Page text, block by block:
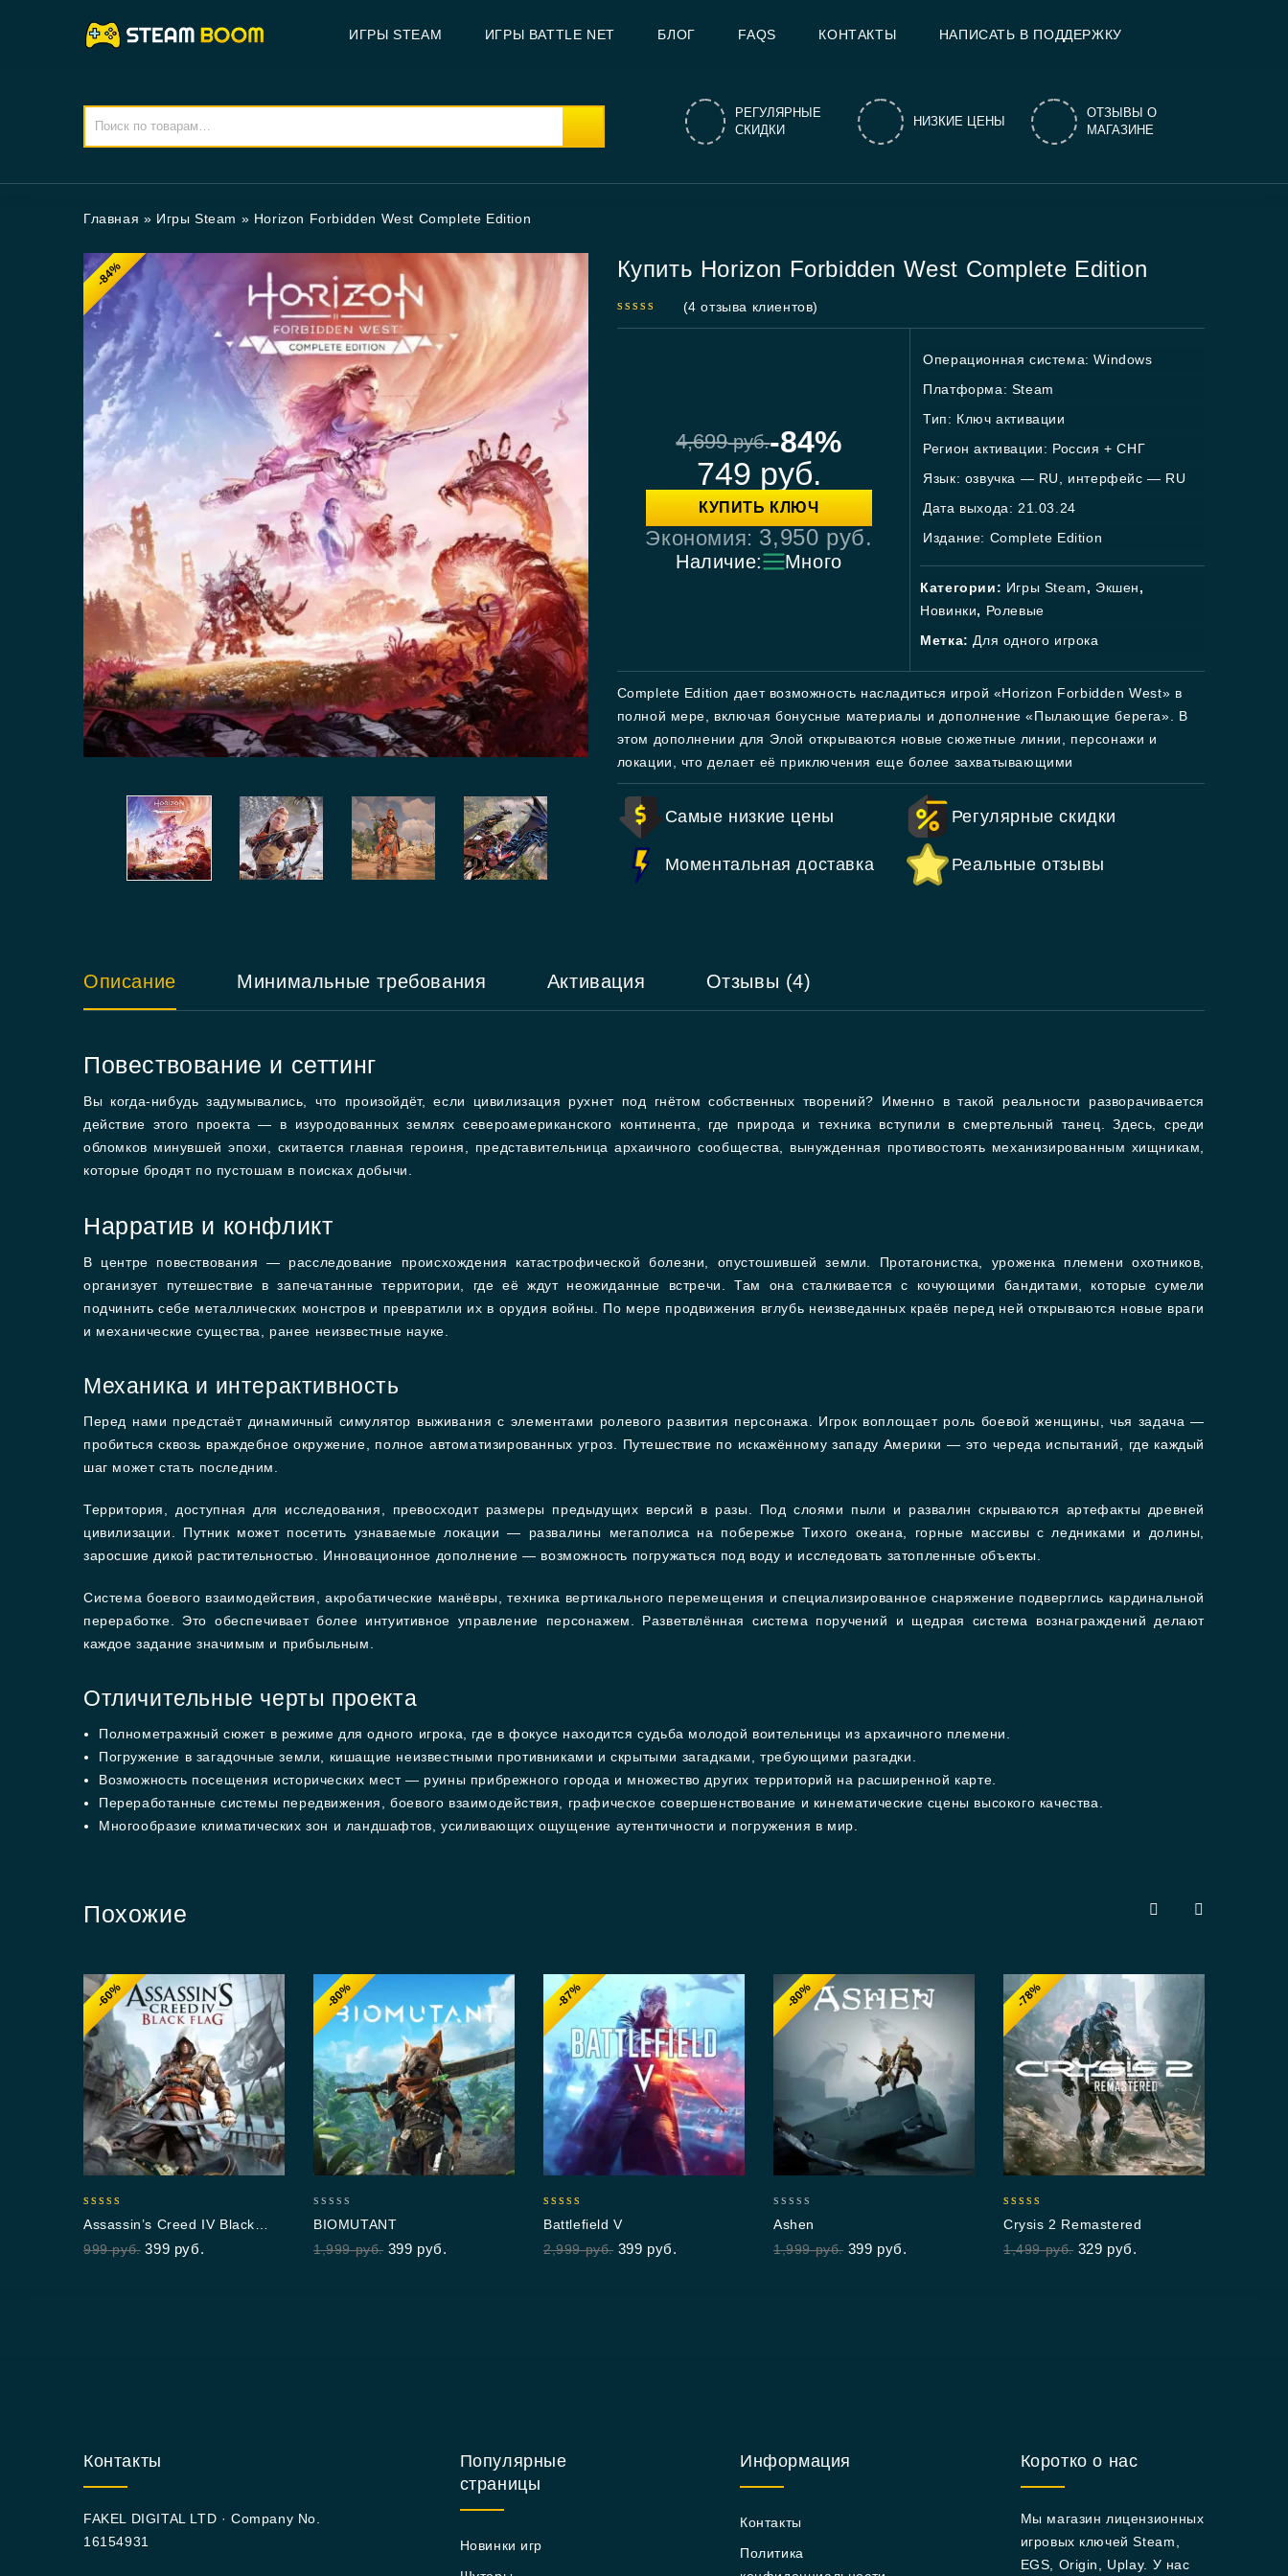
ИГРЫ STEAM ИГРЫ BATTLE NET БЛОГ FAQS КОНТАКТЫ НАПИСАТЬ В ПОДДЕРЖКУ
РЕГУЛЯРНЫЕ
СКИДКИ
НИЗКИЕ ЦЕНЫ
ОТЗЫВЫ О
МАГАЗИНЕ
Главная » Игры Steam » Horizon Forbidden West Complete Edition
-84% Купить Horizon Forbidden West Complete Edition
(4 отзыва клиентов)
4,699руб.-84%
749 руб.
КУПИТЬ КЛЮЧ
Экономия: 3,950 руб.
Наличие: Много
Операционная система: Windows
Платформа: Steam
Тип: Ключ активации
Регион активации: Россия + СНГ
Язык: озвучка — RU, интерфейс — RU
Дата выхода: 21.03.24
Издание: Complete Edition
Категории: Игры Steam, Экшен,
Новинки, Ролевые
Метка: Для одного игрока
Complete Edition дает возможность насладиться игрой «Horizon Forbidden West» в
полной мере, включая бонусные материалы и дополнение «Пылающие берега». В
этом дополнении для Элой открываются новые сюжетные линии, персонажи и
локации, что делает её приключения еще более захватывающими
Самые низкие цены Регулярные скидки
Моментальная доставка Реальные отзывы
Описание Минимальные требования Активация Отзывы (4)
Повествование и сеттинг
Вы когда-нибудь задумывались, что произойдёт, если цивилизация рухнет под гнётом собственных творений? Именно в такой реальности разворачивается
действие этого проекта — в изуродованных землях североамериканского континента, где природа и техника вступили в смертельный танец. Здесь, среди
обломков минувшей эпохи, скитается главная героиня, представительница архаичного сообщества, вынужденная противостоять механизированным хищникам,
которые бродят по пустошам в поисках добычи.
Нарратив и конфликт
В центре повествования — расследование происхождения катастрофической болезни, опустошившей земли. Протагонистка, уроженка племени охотников,
организует путешествие в запечатанные территории, где её ждут неожиданные встречи. Там она сталкивается с кочующими бандитами, которые сумели
подчинить себе металлических монстров и превратили их в орудия войны. По мере продвижения вглубь неизведанных краёв перед ней открываются новые враги
и механические существа, ранее неизвестные науке.
Механика и интерактивность
Перед нами предстаёт динамичный симулятор выживания с элементами ролевого развития персонажа. Игрок воплощает роль боевой женщины, чья задача —
пробиться сквозь враждебное окружение, полное автоматизированных угроз. Путешествие по искажённому западу Америки — это череда испытаний, где каждый
шаг может стать последним.
Территория, доступная для исследования, превосходит размеры предыдущих версий в разы. Под слоями пыли и развалин скрываются артефакты древней
цивилизации. Путник может посетить узнаваемые локации — развалины мегаполиса на побережье Тихого океана, горные массивы с ледниками и долины,
заросшие дикой растительностью. Инновационное дополнение — возможность погружаться под воду и исследовать затопленные объекты.
Система боевого взаимодействия, акробатические манёвры, техника вертикального перемещения и специализированное снаряжение подверглись кардинальной
переработке. Это обеспечивает более интуитивное управление персонажем. Разветвлённая система поручений и щедрая система вознаграждений делают
каждое задание значимым и прибыльным.
Отличительные черты проекта
Полнометражный сюжет в режиме для одного игрока, где в фокусе находится судьба молодой воительницы из архаичного племени.
Погружение в загадочные земли, кишащие неизвестными противниками и скрытыми загадками, требующими разгадки.
Возможность посещения исторических мест — руины прибрежного города и множество других территорий на расширенной карте.
Переработанные системы передвижения, боевого взаимодействия, графическое совершенствование и кинематические сцены высокого качества.
Многообразие климатических зон и ландшафтов, усиливающих ощущение аутентичности и погружения в мир.
Похожие
-60%
out of 5
Assassin’s Creed IV Black
Flag
999руб. 399 руб.
-80%
out
of
BIOMUTANT
1,999руб. 399 руб.
-87%
out of 5
Battlefield V
2,999руб. 399 руб.
-80%
out
of
Ashen
1,999руб. 399 руб.
-78%
out of 5
Crysis 2 Remastered
1,499руб. 329 руб.
Контакты
FAKEL DIGITAL LTD · Company No.
16154931
Популярные
страницы
Новинки игр
Информация
Контакты
Политика
Коротко о нас
Мы магазин лицензионных
игровых ключей Steam,
EGS, Origin, Uplay. У нас